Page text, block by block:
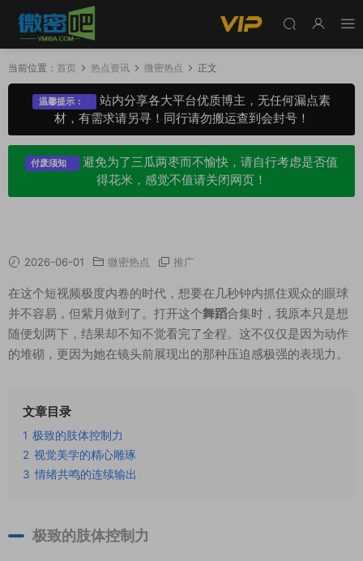
当前位置： 首页 热点资讯 微密热点 正文
温馨提示：
站内分享各大平台优质博主，无任何漏点素
材，有需求请另寻！同行请勿搬运查到会封号！
付废须知
避免为了三瓜两枣而不愉快，请自行考虑是否值
得花米，感觉不值请关闭网页！
2026-06-01 微密热点 推广
在这个短视频极度内卷的时代，想要在几秒钟内抓住观众的眼球
并不容易，但紫月做到了。打开这个舞蹈合集时，我原本只是想
随便划两下，结果却不知不觉看完了全程。这不仅仅是因为动作
的堆砌，更因为她在镜头前展现出的那种压迫感极强的表现力。
文章目录
1 极致的肢体控制力
2 视觉美学的精心雕琢
3 情绪共鸣的连续输出
极致的肢体控制力